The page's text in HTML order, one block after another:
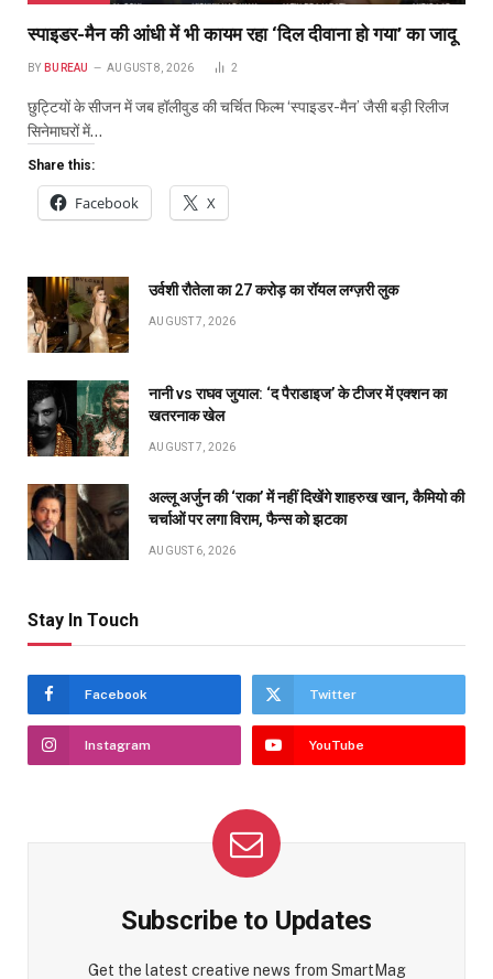
स्पाइडर-मैन की आंधी में भी कायम रहा ‘दिल दीवाना हो गया’ का जादू
BY BUREAU AUGUST 8, 2026 2
छुट्टियों के सीजन में जब हॉलीवुड की चर्चित फिल्म ‘स्पाइडर-मैन’ जैसी बड़ी रिलीज
सिनेमाघरों में…
Share this:
Facebook X
उर्वशी रौतेला का ₹27 करोड़ का रॉयल लग्ज़री लुक
AUGUST 7, 2026
नानी vs राघव जुयाल: ‘द पैराडाइज’ के टीजर में एक्शन का
खतरनाक खेल
AUGUST 7, 2026
अल्लू अर्जुन की ‘राका’ में नहीं दिखेंगे शाहरुख खान, कैमियो की
चर्चाओं पर लगा विराम, फैन्स को झटका
AUGUST 6, 2026
Stay In Touch
Facebook Twitter
Instagram YouTube
Subscribe to Updates
Get the latest creative news from SmartMag